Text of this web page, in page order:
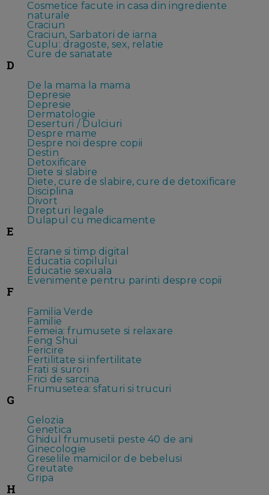
Cosmetice facute in casa din ingrediente
naturale
Craciun
Craciun, Sarbatori de iarna
Cuplu: dragoste, sex, relatie
Cure de sanatate
D
De la mama la mama
Depresie
Depresie
Dermatologie
Deserturi / Dulciuri
Despre mame
Despre noi despre copii
Destin
Detoxificare
Diete si slabire
Diete, cure de slabire, cure de detoxificare
Disciplina
Divort
Drepturi legale
Dulapul cu medicamente
E
Ecrane si timp digital
Educatia copilului
Educatie sexuala
Evenimente pentru parinti despre copii
F
Familia Verde
Familie
Femeia: frumusete si relaxare
Feng Shui
Fericire
Fertilitate si infertilitate
Frati si surori
Frici de sarcina
Frumusetea: sfaturi si trucuri
G
Gelozia
Genetica
Ghidul frumusetii peste 40 de ani
Ginecologie
Greselile mamicilor de bebelusi
Greutate
Gripa
H